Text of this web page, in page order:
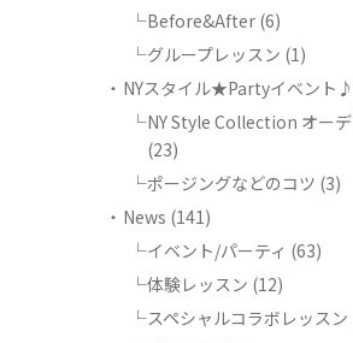
Before&After (6)
グループレッスン (1)
NYスタイル★Partyイベント♪
NY Style Collection オー
(23)
ポージングなどのコツ (3)
News (141)
イベント/パーティ (63)
体験レッスン (12)
スペシャルコラボレッスン